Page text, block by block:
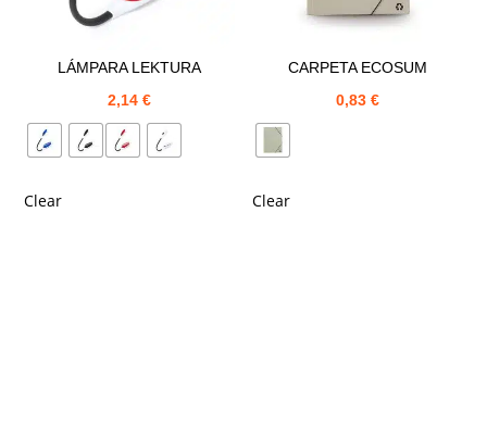
LÁMPARA LEKTURA
2,14€
Clear
CARPETA ECOSUM
0,83 €
Clear